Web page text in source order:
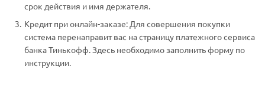
срок действия и имя держателя.
Кредит при онлайн-заказе: Для совершения покупки
система перенаправит вас на страницу платежного сервиса
банка Тинькофф. Здесь необходимо заполнить форму по
инструкции.